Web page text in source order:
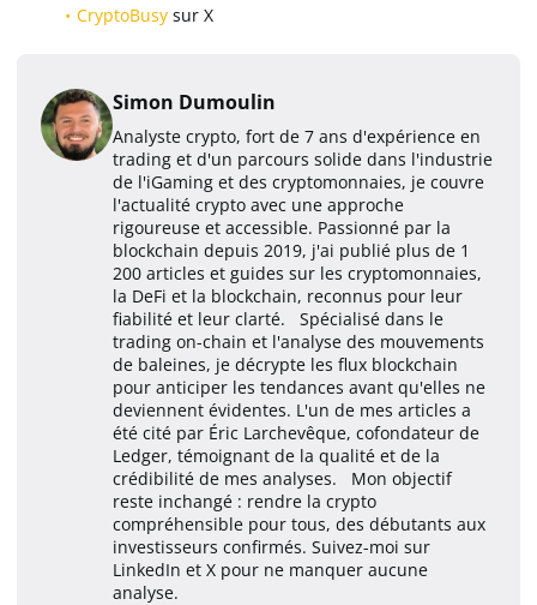
CryptoBusy sur X
Simon Dumoulin
Analyste crypto, fort de 7 ans d'expérience en
trading et d'un parcours solide dans l'industrie
de l'iGaming et des cryptomonnaies, je couvre
l'actualité crypto avec une approche
rigoureuse et accessible. Passionné par la
blockchain depuis 2019, j'ai publié plus de 1
200 articles et guides sur les cryptomonnaies,
la DeFi et la blockchain, reconnus pour leur
fiabilité et leur clarté. Spécialisé dans le
trading on-chain et l'analyse des mouvements
de baleines, je décrypte les flux blockchain
pour anticiper les tendances avant qu'elles ne
deviennent évidentes. L'un de mes articles a
été cité par Éric Larchevêque, cofondateur de
Ledger, témoignant de la qualité et de la
crédibilité de mes analyses. Mon objectif
reste inchangé : rendre la crypto
compréhensible pour tous, des débutants aux
investisseurs confirmés. Suivez-moi sur
LinkedIn et X pour ne manquer aucune
analyse.